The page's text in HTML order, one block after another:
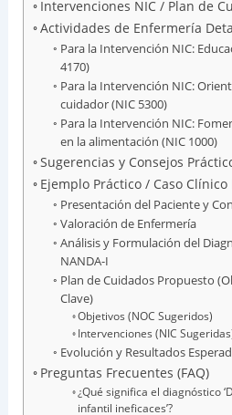
Intervenciones NIC / Plan de
Actividades de Enfermería
Para la Intervención NIC:
4170)
Para la Intervención NIC:
cuidador (NIC 5300)
Para la Intervención NIC:
en la alimentación (NIC 1000)
Sugerencias y Consejos
Ejemplo Práctico / Caso
Presentación del Paciente y
Valoración de Enfermería
Análisis y Formulación del
NANDA-I
Plan de Cuidados Propuesto
Clave)
Objetivos (NOC Sugeridos)
Intervenciones (NIC
Evolución y Resultados
Preguntas Frecuentes (FAQ)
¿Qué significa el diagnóstico
infantil ineficaces’?